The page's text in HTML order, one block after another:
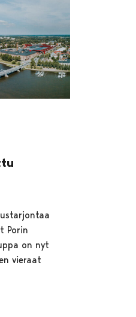
Porin
on nyt
vieraat